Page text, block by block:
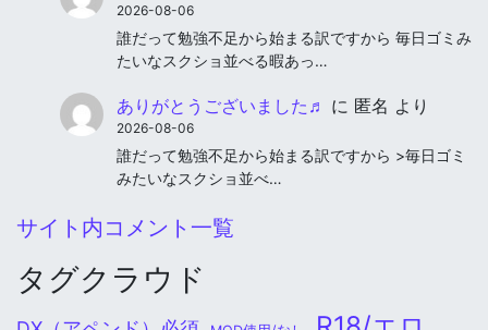
2026-08-06
誰だって勉強不足から始まる訳ですから 毎日ゴミみ
たいなスクショ並べる暇あっ…
ありがとうございました♬ に 匿名 より
2026-08-06
誰だって勉強不足から始まる訳ですから >毎日ゴミ
みたいなスクショ並べ…
サイト内コメント一覧
タグクラウド